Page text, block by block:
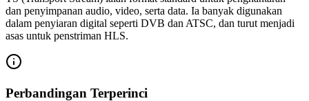
dan penyimpanan audio, video, serta data. Ia banyak digunakan
dalam penyiaran digital seperti DVB dan ATSC, dan turut menjadi
asas untuk penstriman HLS.
Perbandingan Terperinci